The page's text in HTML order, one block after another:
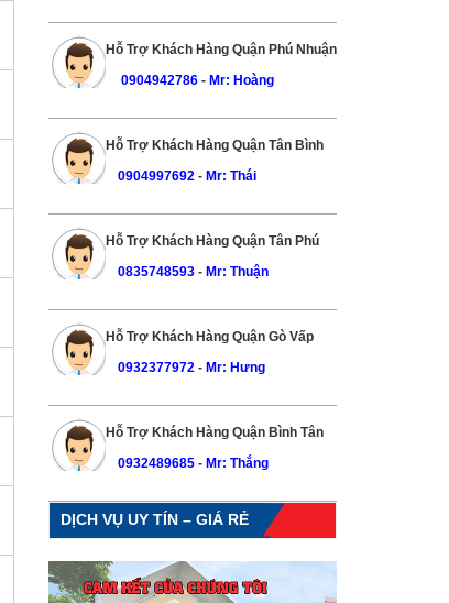
Hỗ Trợ Khách Hàng Quận Phú Nhuận
0904942786 - Mr: Hoàng
Hỗ Trợ Khách Hàng Quận Tân Bình
0904997692 - Mr: Thái
Hỗ Trợ Khách Hàng Quận Tân Phú
0835748593 - Mr: Thuận
Hỗ Trợ Khách Hàng Quận Gò Vấp
0932377972 - Mr: Hưng
Hỗ Trợ Khách Hàng Quận Bình Tân
0932489685 - Mr: Thắng
DỊCH VỤ UY TÍN – GIÁ RẺ